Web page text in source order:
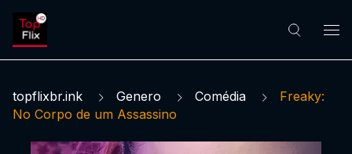
topflixbr.ink Genero Comédia
Freaky:
No Corpo de um Assassino